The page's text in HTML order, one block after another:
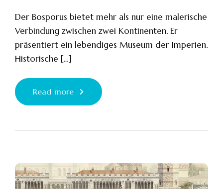
Der Bosporus bietet mehr als nur eine malerische
Verbindung zwischen zwei Kontinenten. Er
präsentiert ein lebendiges Museum der Imperien.
Historische […]
Read more